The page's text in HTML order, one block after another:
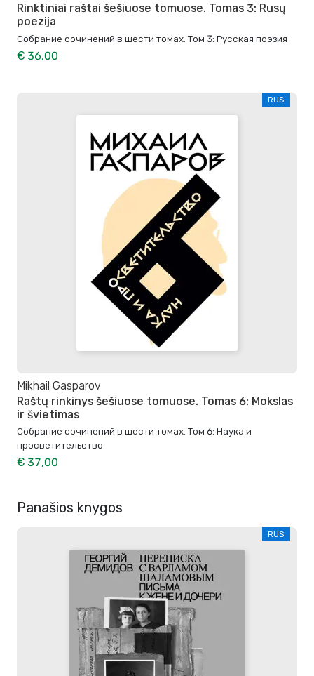
Rinktiniai raštai šešiuose tomuose. Tomas 3: Rusų
poezija
Собрание сочинений в шести томах. Том 3: Русская поэзия
€ 36,00
RUS
Mikhail Gasparov
Raštų rinkinys šešiuose tomuose. Tomas 6: Mokslas
ir švietimas
Собрание сочинений в шести томах. Том 6: Наука и
просветительство
€ 37,00
Panašios knygos
RUS